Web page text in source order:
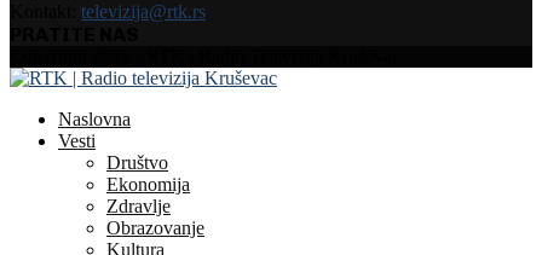
televizija@rtk.rs
Naslovna
Vesti
Društvo
Ekonomija
Zdravlje
Obrazovanje
Kultura